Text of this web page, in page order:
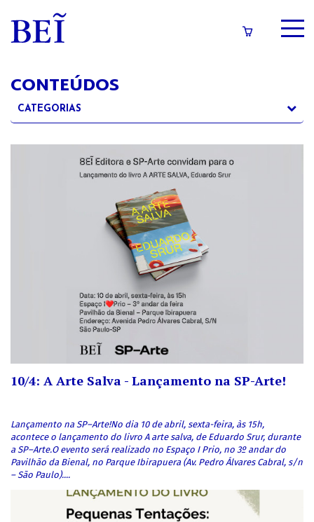
CONTEÚDOS
LOGIN/CADASTRO
CONTEÚDOS
CATEGORIAS
Povos Indígenas
Avisos e mensagens
Promoções
Notícias
Autores
Mensagens
E-BOOKS
10/4: A Arte Salva - Lançamento na SP-Arte!
Lançamento na SP–Arte!No dia 10 de abril, sexta-feira, às 15h,
acontece o lançamento do livro A arte salva, de Eduardo Srur, durante
a SP–Arte.O evento será realizado no Espaço I Prio, no 3º andar do
Pavilhão da Bienal, no Parque Ibirapuera (Av. Pedro Álvares Cabral, s/n
– São Paulo)....